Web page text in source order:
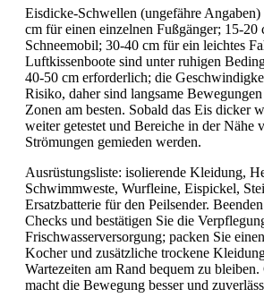
Eisdicke-Schwellen (ungefähre
cm für einen einzelnen Fußgänger; 15-20
Schneemobil; 30-40 cm für ein leichtes
Luftkissenboote sind unter ruhigen
40-50 cm erforderlich; die
Risiko, daher sind langsame
Zonen am besten. Sobald das Eis dicker
weiter getestet und Bereiche in der Nähe
Strömungen gemieden werden.
Ausrüstungsliste: isolierende Kleidung,
Schwimmweste, Wurfleine, Eispickel,
Ersatzbatterie für den Peilsender.
Checks und bestätigen Sie die
Frischwasserversorgung; packen Sie
Kocher und zusätzliche trockene
Wartezeiten am Rand bequem zu
macht die Bewegung besser und